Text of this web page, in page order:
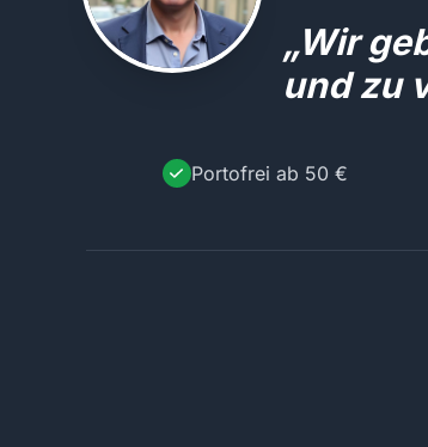
„Wir
und zu
Portofrei ab 50 €